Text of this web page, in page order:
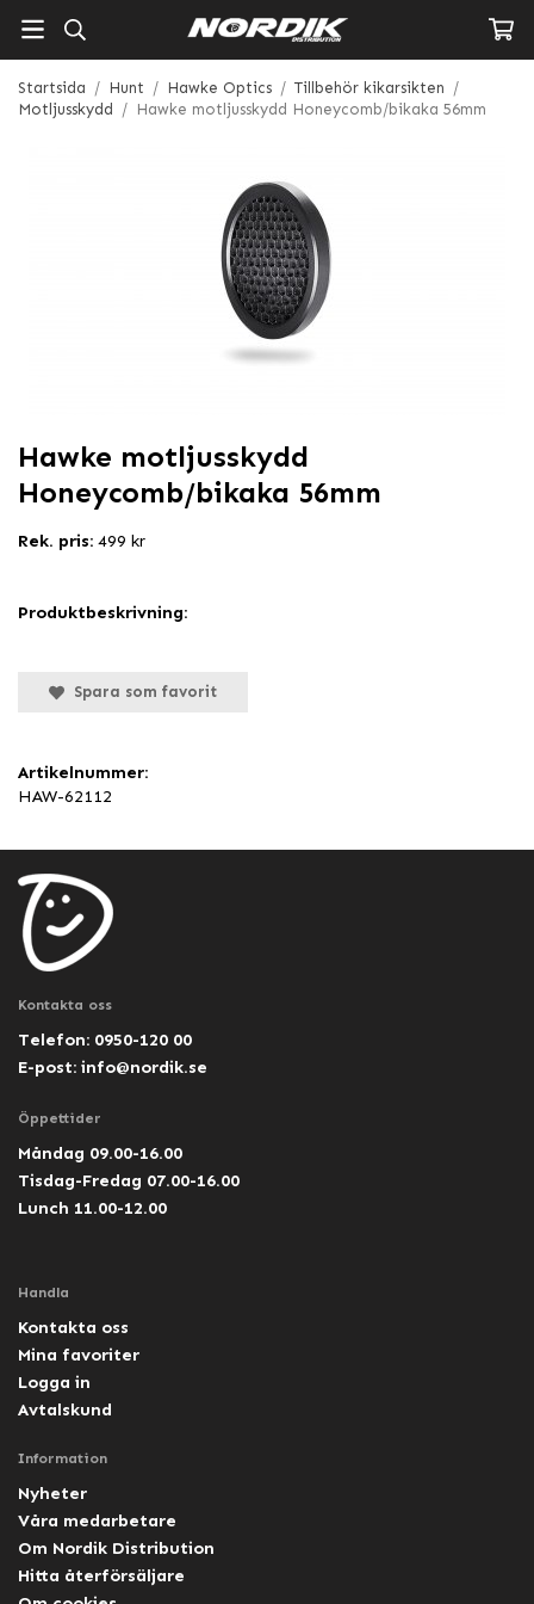
Startsida / Hunt / Hawke Optics / Tillbehör kikarsikten /
Motljusskydd
/ Hawke motljusskydd Honeycomb/bikaka 56mm
Hawke motljusskydd
Honeycomb/bikaka 56mm
Rek. pris: 499 kr
Produktbeskrivning:
Spara som favorit
Artikelnummer:
HAW-62112
Kontakta oss
Telefon: 0950-120 00
E-post: info@nordik.se
Öppettider
Måndag 09.00-16.00
Tisdag-Fredag 07.00-16.00
Lunch 11.00-12.00
Handla
Kontakta oss
Mina favoriter
Logga in
Avtalskund
Information
Nyheter
Våra medarbetare
Om Nordik Distribution
Hitta återförsäljare